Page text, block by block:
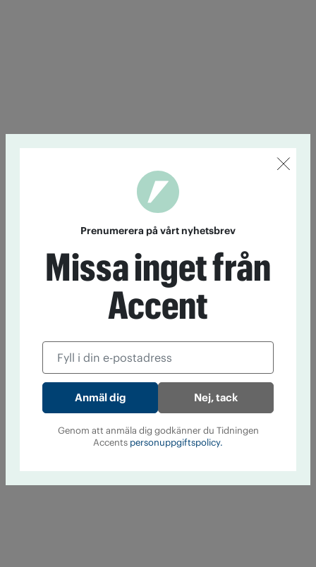
Prenumerera på vårt nyhetsbrev
Missa inget från
Accent
Nej, tack
Genom att anmäla dig godkänner du Tidningen
Accents personuppgiftspolicy.